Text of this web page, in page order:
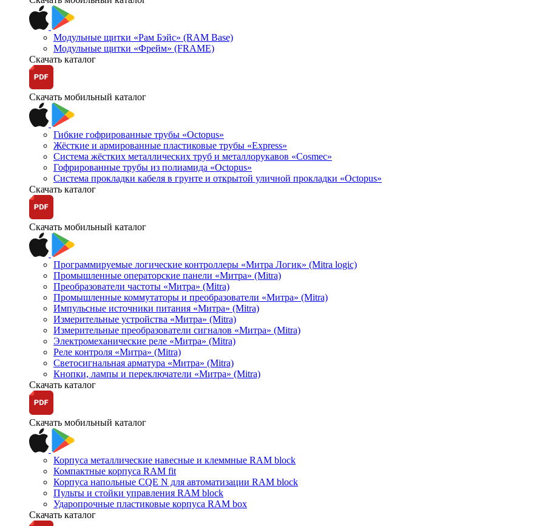
Модульные щитки «Рам Бэйс» (RAM Base)
Модульные щитки «Фрейм» (FRAME)
Скачать каталог
Скачать мобильный каталог
Гибкие гофрированные трубы «Octopus»
Жёсткие и армированные пластиковые трубы «Express»
Система жёстких металлических труб и металлорукавов «Cosmec»
Гофрированные трубы из полиамида «Octopus»
Система прокладки кабеля в грунте и открытой уличной прокладки «Octopus»
Скачать каталог
Скачать мобильный каталог
Программируемые логические контроллеры «Митра Логик» (Mitra logic)
Промышленные операторские панели «Митра» (Mitra)
Преобразователи частоты «Митра» (Mitra)
Промышленные коммутаторы и преобразователи «Митра» (Mitra)
Импульсные источники питания «Митра» (Mitra)
Измерительные устройства «Митра» (Mitra)
Измерительные преобразователи сигналов «Митра» (Mitra)
Электромеханические реле «Митра» (Mitra)
Реле контроля «Митра» (Mitra)
Светосигнальная арматура «Митра» (Mitra)
Кнопки, лампы и переключатели «Митра» (Mitra)
Скачать каталог
Скачать мобильный каталог
Корпуса металлические навесные и клеммные RAM block
Компактные корпуса RAM fit
Корпуса напольные CQE N для автоматизации RAM block
Пульты и стойки управления RAM block
Ударопрочные пластиковые корпуса RAM box
Скачать каталог